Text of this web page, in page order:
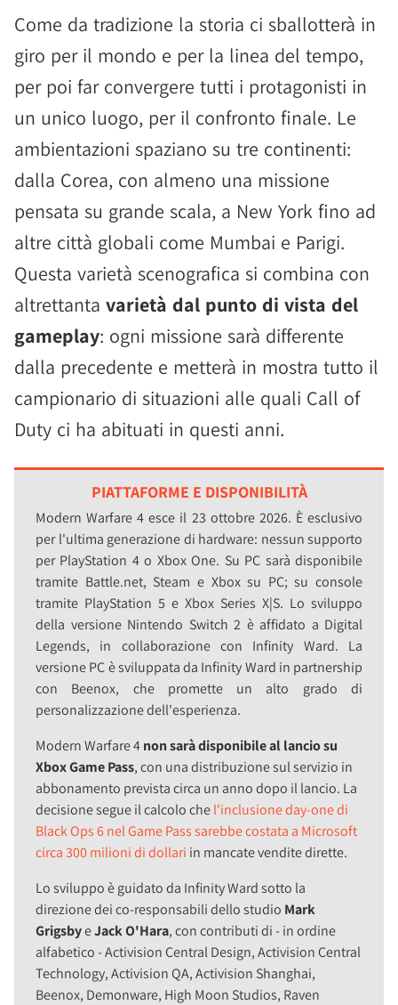
Come da tradizione la storia ci sballotterà in
giro per il mondo e per la linea del tempo,
per poi far convergere tutti i protagonisti in
un unico luogo, per il confronto finale. Le
ambientazioni spaziano su tre continenti:
dalla Corea, con almeno una missione
pensata su grande scala, a New York fino ad
altre città globali come Mumbai e Parigi.
Questa varietà scenografica si combina con
altrettanta varietà dal punto di vista del
gameplay: ogni missione sarà differente
dalla precedente e metterà in mostra tutto il
campionario di situazioni alle quali Call of
Duty ci ha abituati in questi anni.
PIATTAFORME E DISPONIBILITÀ
Modern Warfare 4 esce il 23 ottobre 2026. È esclusivo
per l'ultima generazione di hardware: nessun supporto
per PlayStation 4 o Xbox One. Su PC sarà disponibile
tramite Battle.net, Steam e Xbox su PC; su console
tramite PlayStation 5 e Xbox Series X|S. Lo sviluppo
della versione Nintendo Switch 2 è affidato a Digital
Legends, in collaborazione con Infinity Ward. La
versione PC è sviluppata da Infinity Ward in partnership
con Beenox, che promette un alto grado di
personalizzazione dell'esperienza.
Modern Warfare 4non sarà disponibile al lancio su
Xbox Game Pass, con una distribuzione sul servizio in
abbonamento prevista circa un anno dopo il lancio. La
decisione segue il calcolo chel'inclusione day-one di
Black Ops 6 nel Game Pass sarebbe costata a Microsoft
circa 300 milioni di dollari in mancate vendite dirette.
Lo sviluppo è guidato da Infinity Ward sotto la
direzione dei co-responsabili dello studio Mark
GrigsbyeJack O'Hara, con contributi di - in ordine
alfabetico - Activision Central Design, Activision Central
Technology, Activision QA, Activision Shanghai,
Beenox, Demonware, High Moon Studios, Raven